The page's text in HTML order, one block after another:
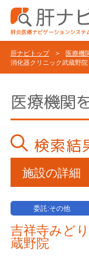
肝ナビトップ> 医療機
消化器クリニック武蔵野院
医療機関
検索結
施設の詳細
委託:その他
吉祥寺みど
蔵野院